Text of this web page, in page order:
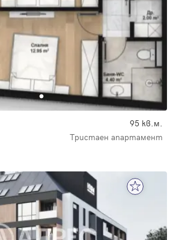
95 кв.м.
Тристаен апартамент